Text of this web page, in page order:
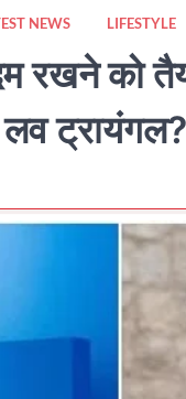
NEWS LIFESTYLE
रखने को
लव ट्रायंगल?